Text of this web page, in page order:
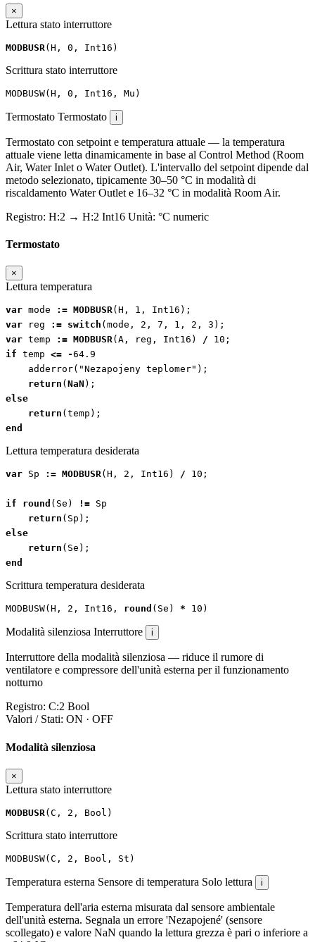
×
Lettura stato interruttore
MODBUSR ( H , 0 , Int16 )
Scrittura stato interruttore
MODBUSW( H , 0 , Int16 , Mu )
Termostato Termostato i
Termostato con setpoint e temperatura attuale — la temperatura
attuale viene letta dinamicamente in base al Control Method (Room
Air, Water Inlet o Water Outlet). L'intervallo del setpoint dipende dal
metodo selezionato, tipicamente 30–50 °C in modalità di
riscaldamento Water Outlet e 16–32 °C in modalità Room Air.
Registro: H:2 → H:2 Int16 Unità: °C numeric
Termostato
×
Lettura temperatura
var mode := MODBUSR( H , 1 , Int16 );
var
reg := switch ( mode , 2 , 7 , 1 , 2 , 3 );
var temp := MODBUSR( A , reg , Int16 ) / 10 ;
if temp <= -64.9
adderror( "Nezapojeny teplomer" );
return ( NaN );
else
return ( temp );
end
Lettura temperatura desiderata
var Sp := MODBUSR( H , 2 , Int16 ) / 10 ;
if round ( Se ) != Sp
return ( Sp );
else
return ( Se );
end
Scrittura temperatura desiderata
MODBUSW( H , 2 , Int16 , round ( Se ) * 10 )
Modalità silenziosa Interruttore i
Interruttore della modalità silenziosa — riduce il rumore di
ventilatore e compressore dell'unità esterna per il funzionamento
notturno
Registro: C:2 Bool
Valori / Stati: ON · OFF
Modalità silenziosa
×
Lettura stato interruttore
MODBUSR( C , 2 , Bool )
Scrittura stato interruttore
MODBUSW( C , 2 , Bool , St )
Temperatura esterna Sensore di temperatura Solo lettura i
Temperatura dell'aria esterna misurata dal sensore ambientale
dell'unità esterna. Segnala un errore 'Nezapojené' (sensore
scollegato) e valore NaN quando la lettura grezza è pari o inferiore a